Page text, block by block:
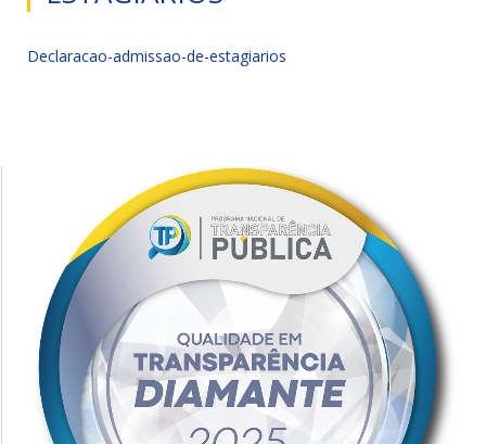
Declaracao-admissao-de-estagiarios